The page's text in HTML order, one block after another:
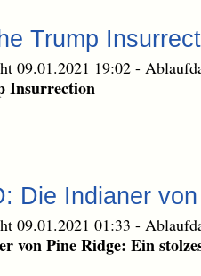
Trump
09.01.2021 19:02 -
Insurrection
Die Indianer
09.01.2021 01:33 -
von Pine Ridge: Ein